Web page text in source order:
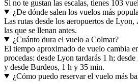
Si no te gustan las escalas, tienes 103
¿De dónde salen los vuelos más
Las rutas desde los aeropuertos de
las que se llenan antes.
¿Cuánto dura el vuelo a Colmar?
El tiempo aproximado de vuelo cambia
procedas: desde Lyon tardarás 1 h;
y desde Burdeos, 1 h y 35 min.
¿Cómo puedo reservar el vuelo más